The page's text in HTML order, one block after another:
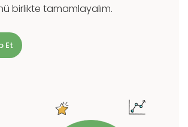
birlikte tamamlayalım.
Et